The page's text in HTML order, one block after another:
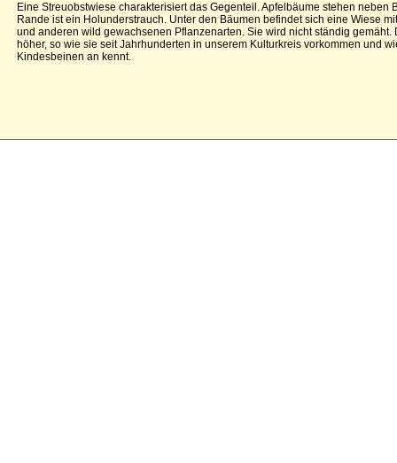
Eine Streuobstwiese charakterisiert das Gegenteil. Apfelbäume stehen neben
Rande ist ein Holunderstrauch. Unter den Bäumen befindet sich eine Wiese
und anderen wild gewachsenen Pflanzenarten. Sie wird nicht ständig gemäht.
höher, so wie sie seit Jahrhunderten in unserem Kulturkreis vorkommen und
Kindesbeinen an kennt.